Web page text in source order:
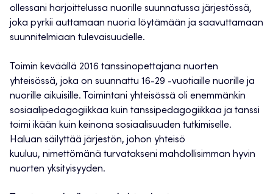
ollessani harjoittelussa nuorille suunnatussa järjestössä,
joka pyrkii auttamaan nuoria löytämään ja saavuttamaan
suunnitelmiaan tulevaisuudelle.
Toimin keväällä 2016 tanssinopettajana nuorten
yhteisössä, joka on suunnattu 16-29 -vuotiaille nuorille ja
nuorille aikuisille. Toimintani yhteisössä oli enemmänkin
sosiaalipedagogiikkaa kuin tanssipedagogiikkaa ja tanssi
toimi ikään kuin keinona sosiaalisuuden tutkimiselle.
Haluan säilyttää järjestön, johon yhteisö
kuuluu, nimettömänä turvatakseni mahdollisimman hyvin
nuorten yksityisyyden.